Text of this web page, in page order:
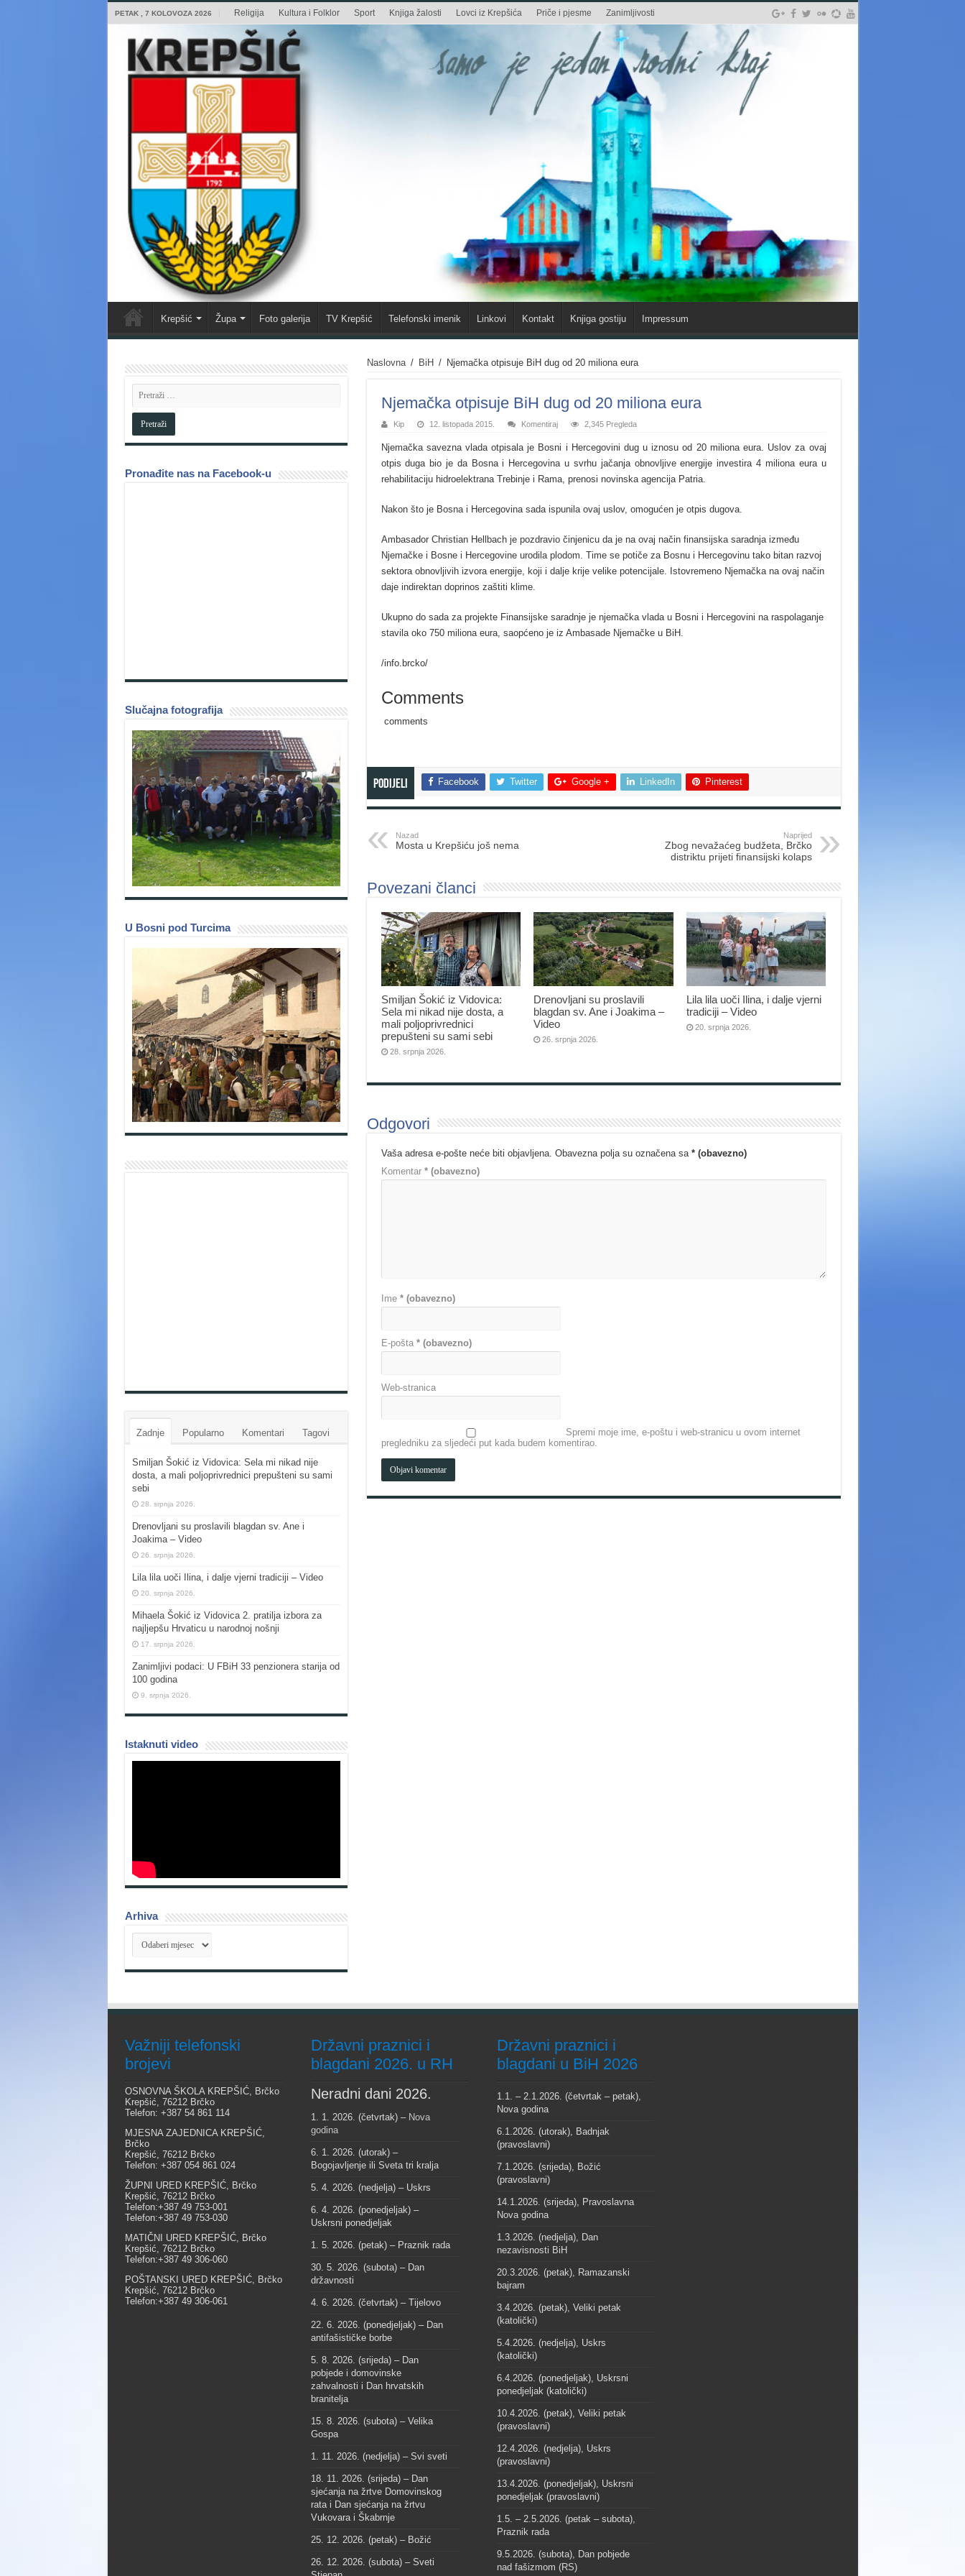
PETAK , 7 KOLOVOZA 2026 Religija Kultura i Folklor Sport Knjiga žalosti Lovci iz Krepšića Priče i pjesme Zanimljivosti
Krepšić Župa Foto galerija TV Krepšić Telefonski imenik Linkovi Kontakt Knjiga gostiju Impressum
Naslovna / BiH / Njemačka otpisuje BiH dug od 20 miliona eura
Njemačka otpisuje BiH dug od 20 miliona eura
Kip 12. listopada 2015. Komentiraj 2,345 Pregleda
Njemačka savezna vlada otpisala je Bosni i Hercegovini dug u iznosu od 20 miliona eura. Uslov za ovaj
otpis duga bio je da Bosna i Hercegovina u svrhu jačanja obnovljive energije investira 4 miliona eura u
rehabilitaciju hidroelektrana Trebinje i Rama, prenosi novinska agencija Patria.
Nakon što je Bosna i Hercegovina sada ispunila ovaj uslov, omogućen je otpis dugova.
Ambasador Christian Hellbach je pozdravio činjenicu da je na ovaj način finansijska saradnja između
Njemačke i Bosne i Hercegovine urodila plodom. Time se potiče za Bosnu i Hercegovinu tako bitan razvoj
sektora obnovljivih izvora energije, koji i dalje krije velike potencijale. Istovremeno Njemačka na ovaj način
daje indirektan doprinos zaštiti klime.
Ukupno do sada za projekte Finansijske saradnje je njemačka vlada u Bosni i Hercegovini na raspolaganje
stavila oko 750 miliona eura, saopćeno je iz Ambasade Njemačke u BiH.
/info.brcko/
Comments
comments
Podijeli Facebook Twitter Google + LinkedIn Pinterest
Nazad
Mosta u Krepšiću još nema
Naprijed
Zbog nevažaćeg budžeta, Brčko
distriktu prijeti finansijski kolaps
Povezani članci
Smiljan Šokić iz Vidovica:
Sela mi nikad nije dosta, a
mali poljoprivrednici
prepušteni su sami sebi
28. srpnja 2026.
Drenovljani su proslavili
blagdan sv. Ane i Joakima –
Video
26. srpnja 2026.
Lila lila uoči Ilina, i dalje vjerni
tradiciji – Video
20. srpnja 2026.
Odgovori
Vaša adresa e-pošte neće biti objavljena. Obavezna polja su označena sa * (obavezno)
Komentar * (obavezno)
Ime * (obavezno)
E-pošta * (obavezno)
Web-stranica
Spremi moje ime, e-poštu i web-stranicu u ovom internet
pregledniku za sljedeći put kada budem komentirao.
Pronađite nas na Facebook-u
Slučajna fotografija
U Bosni pod Turcima
Zadnje Popularno Komentari Tagovi
Smiljan Šokić iz Vidovica: Sela mi nikad nije
dosta, a mali poljoprivrednici prepušteni su sami
sebi
28. srpnja 2026.
Drenovljani su proslavili blagdan sv. Ane i
Joakima – Video
26. srpnja 2026.
Lila lila uoči Ilina, i dalje vjerni tradiciji – Video
20. srpnja 2026.
Mihaela Šokić iz Vidovica 2. pratilja izbora za
najljepšu Hrvaticu u narodnoj nošnji
17. srpnja 2026.
Zanimljivi podaci: U FBiH 33 penzionera starija od
100 godina
9. srpnja 2026.
Istaknuti video
Arhiva
Arhiva
Važniji telefonski
brojevi
OSNOVNA ŠKOLA KREPŠIĆ, Brčko
Krepšić, 76212 Brčko
Telefon: +387 54 861 114
MJESNA ZAJEDNICA KREPŠIĆ,
Brčko
Krepšić, 76212 Brčko
Telefon: +387 054 861 024
ŽUPNI URED KREPŠIĆ, Brčko
Krepšić, 76212 Brčko
Telefon:+387 49 753-001
Telefon:+387 49 753-030
MATIČNI URED KREPŠIĆ, Brčko
Krepšić, 76212 Brčko
Telefon:+387 49 306-060
POŠTANSKI URED KREPŠIĆ, Brčko
Krepšić, 76212 Brčko
Telefon:+387 49 306-061
Državni praznici i
blagdani 2026. u RH
Neradni dani 2026.
1. 1. 2026. (četvrtak) – Nova
godina
6. 1. 2026. (utorak) –
Bogojavljenje ili Sveta tri kralja
5. 4. 2026. (nedjelja) – Uskrs
6. 4. 2026. (ponedjeljak) –
Uskrsni ponedjeljak
1. 5. 2026. (petak) – Praznik rada
30. 5. 2026. (subota) – Dan
državnosti
4. 6. 2026. (četvrtak) – Tijelovo
22. 6. 2026. (ponedjeljak) – Dan
antifašističke borbe
5. 8. 2026. (srijeda) – Dan
pobjede i domovinske
zahvalnosti i Dan hrvatskih
branitelja
15. 8. 2026. (subota) – Velika
Gospa
1. 11. 2026. (nedjelja) – Svi sveti
18. 11. 2026. (srijeda) – Dan
sjećanja na žrtve Domovinskog
rata i Dan sjećanja na žrtvu
Vukovara i Škabrnje
25. 12. 2026. (petak) – Božić
26. 12. 2026. (subota) – Sveti
Državni praznici i
blagdani u BiH 2026
1.1. – 2.1.2026. (četvrtak – petak),
Nova godina
6.1.2026. (utorak), Badnjak
(pravoslavni)
7.1.2026. (srijeda), Božić
(pravoslavni)
14.1.2026. (srijeda), Pravoslavna
Nova godina
1.3.2026. (nedjelja), Dan
nezavisnosti BiH
20.3.2026. (petak), Ramazanski
bajram
3.4.2026. (petak), Veliki petak
(katolički)
5.4.2026. (nedjelja), Uskrs
(katolički)
6.4.2026. (ponedjeljak), Uskrsni
ponedjeljak (katolički)
10.4.2026. (petak), Veliki petak
(pravoslavni)
12.4.2026. (nedjelja), Uskrs
(pravoslavni)
13.4.2026. (ponedjeljak), Uskrsni
ponedjeljak (pravoslavni)
1.5. – 2.5.2026. (petak – subota),
Praznik rada
9.5.2026. (subota), Dan pobjede
nad fašizmom (RS)